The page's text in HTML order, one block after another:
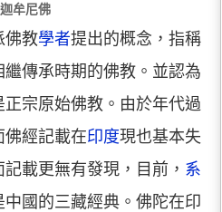
牟尼佛
佛教學者提出的概念，指稱
傳承時期的佛教。並認為
宗原始佛教。由於年代過
佛經記載在印度現也基本失
載更無有發現，目前， 系
中國的三藏經典。佛陀在印